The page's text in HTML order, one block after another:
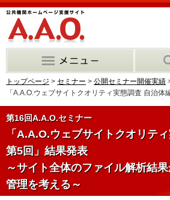
トップページ > セミナー > 公開セミナー開催実績
「A.A.O.ウェブサイトクオリティ実態調査 自治体
第16回A.A.O.セミナー
「A.A.O.ウェブサイトクオリテ
第5回」結果発表
～サイト全体のファイル解析結
管理を考える～